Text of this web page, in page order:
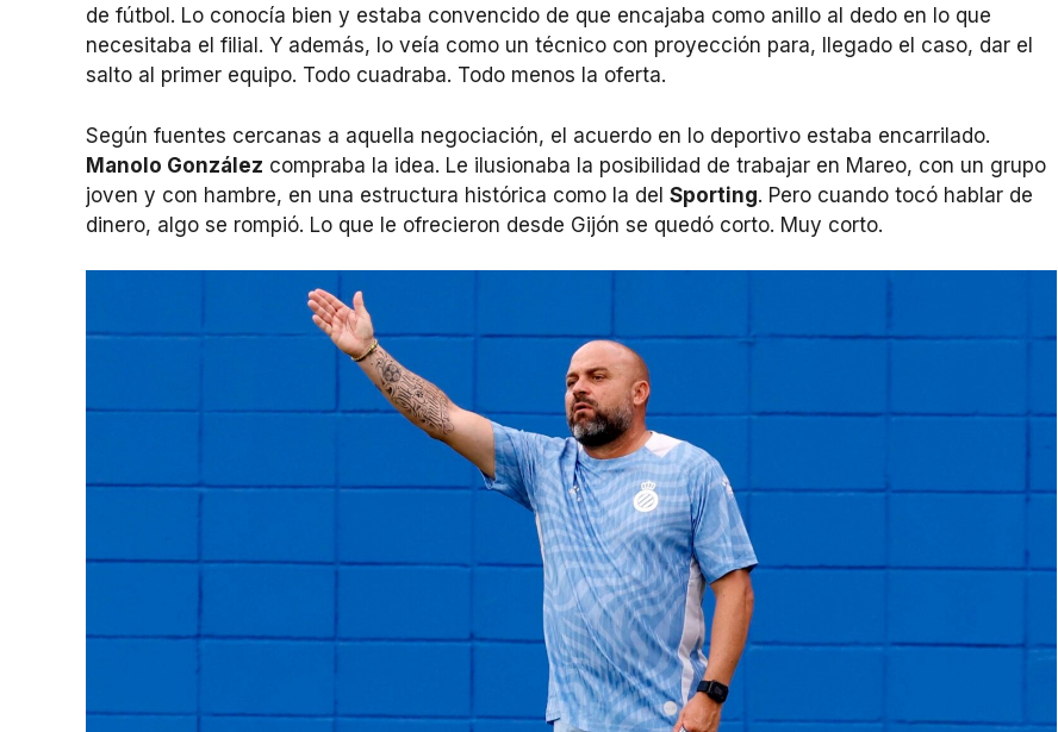
de fútbol. Lo conocía bien y estaba convencido de que encajaba como anillo al dedo en lo que
necesitaba el filial. Y además, lo veía como un técnico con proyección para, llegado el caso, dar el
salto al primer equipo. Todo cuadraba. Todo menos la oferta.
Según fuentes cercanas a aquella negociación, el acuerdo en lo deportivo estaba encarrilado.
Manolo González compraba la idea. Le ilusionaba la posibilidad de trabajar en Mareo, con un grupo
joven y con hambre, en una estructura histórica como la del Sporting. Pero cuando tocó hablar de
dinero, algo se rompió. Lo que le ofrecieron desde Gijón se quedó corto. Muy corto.